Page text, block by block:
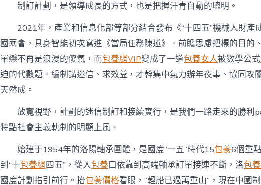
制訂計劃，是領導成長的方式，也是把握汗青自動的聰明。
2021年，產業和信息化部等部分結合發布《“十四五”機械人財產
國兩會，具身智能初次寫進《當局任務陳述》。前瞻思慮把標的目的
單戀不再是浪漫的傻氣，而包養網VIP變成了一道包養女人被數學公式
迫的代數題。編制講迷信、求效益，才幹集中氣力辦年夜事、協同攻
天然成。
放寬視野，計劃的迷信制訂和接續實行，是我們一路走來的勝利
特點社會主義軌制的明顯上風。
始建于1954年的洛陽軸承團體，是國度“一五”時代15包養6個重
到“十包養網四五”，從入包養口依靠到高端軸承訂單接連不斷，洛包
國度計劃指引前行。抬包養價格看眼，“輕船已過萬重山”，現在中國